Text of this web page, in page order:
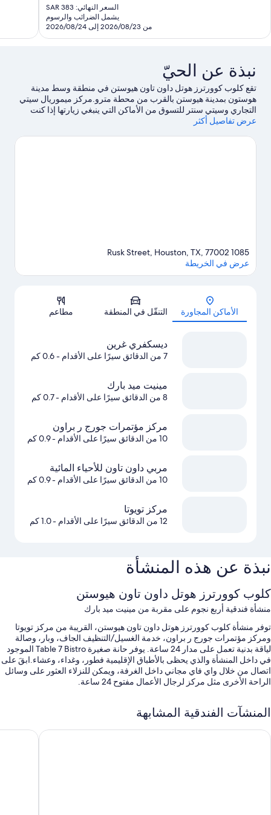
الحالي
هو
SAR
327
السعر النهائي: SAR 383
يشمل الضرائب والرسوم
من 2026/08/23 إلى 2026/08/24
نبذة عن الحيّ
تقع كلوب كوورترز هوتل داون تاون هيوستن في منطقة وسط مدينة
هوستون بمدينة هيوستن بالقرب من محطة مترو.مركز ميموريال سيتي
التجاري وسيتي سنتر للتسوق من الأماكن التي ينبغي زيارتها إذا كنت
تنوي التسوق، بينما يُمكن زيارة كل من مربي داون تاون للأحياء المائية
الشهيرة في المنطقة.هل تطلع إلى الاستمتاع بحضور حدث أو مباراة؟
عرض تفاصيل أكثر
الخريطة
1085 Rusk Street, Houston, TX, 77002
عرض في الخريطة
الأماكن المجاورة التنقّل في المنطقة مطاعم
ديسكفري غرين
7 من الدقائق سيرًا على الأقدام - 0.6 كم
مينيت ميد بارك
8 من الدقائق سيرًا على الأقدام - 0.7 كم
مركز مؤتمرات جورج ر براون
10 من الدقائق سيرًا على الأقدام - 0.9 كم
مربي داون تاون للأحياء المائية
10 من الدقائق سيرًا على الأقدام - 0.9 كم
مركز تويوتا
12 من الدقائق سيرًا على الأقدام - 1.0 كم
عن هذه المنشأة
كوورترز هوتل داون تاون هيوستن
فندقية أربع نجوم على مقربة من مينيت ميد بارك
منشأة كلوب كوورترز هوتل داون تاون هيوستن، القريبة من مركز تويوتا
مؤتمرات جورج ر براون، خدمة الغسيل/التنظيف الجاف، وبار، وصالة
لياقة بدنية تعمل على مدار 24 ساعة. يوفر حانة صغيرة Table 7 Bistro الموجود
داخل المنشأة والذي يحظى بالأطباق الإقليمية فطور، وغداء، وعشاء.ابقَ على
من خلال واي فاي مجاني داخل الغرفة، ويمكن للنزلاء العثور على وسائل
الأخرى مثل مركز لرجال الأعمال مفتوح 24 ساعة.
فطور كامل (برسوم إضافية)، وصف السيارة بمعرفة الفندق (بتكلفة إضافية)،
وسرعة إنهاء إجراءات المغادرة
الفندقية المشابهة
هوتل هوستون داون تاون كونفينشن سنتر دبل تري